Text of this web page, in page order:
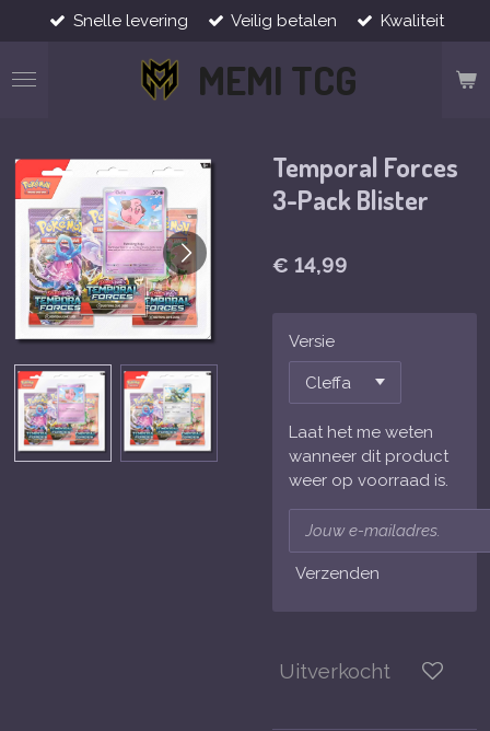
direct
naar
MEMI TCG
Snelle levering Veilig betalen Kwaliteit
Temporal Forces
3-Pack Blister
€ 14,99
Versie
Laat het me weten
wanneer dit product
weer op voorraad is.
Verzenden
Uitverkocht